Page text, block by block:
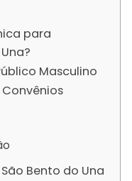
para
Masculino
Bento do Una